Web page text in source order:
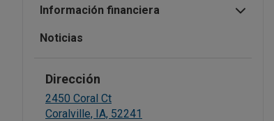
Información financiera
Noticias
Dirección
2450 Coral Ct
Coralville, IA, 52241